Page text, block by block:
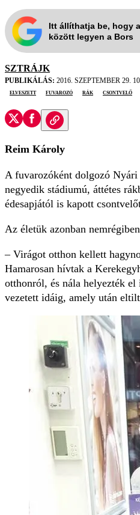
Itt állíthatja be, hogy
között legyen a Bors
SZTRÁJK
PUBLIKÁLÁS: 2016. SZEPTEMBER 29.
elveszett
fuvarozó rák csontvelő
Reim Károly
A fuvarozóként dolgozó
negyedik stádiumú, áttétes
édesapjától is kapott
Az életük azonban
– Virágot otthon kellett
Hamarosan hívtak a
otthonról, és nála helyezték el
vezetett idáig, amely után